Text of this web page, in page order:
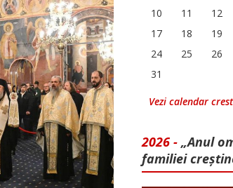
10
11 12
17
18 19
24
25 26
31
Vezi calendar
2026 - „Anul
familiei